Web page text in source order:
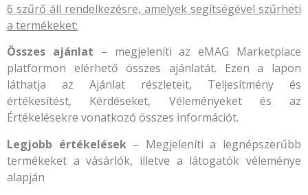
6 szűrő áll rendelkezésre, amelyek segítségével szűrheti
a termékeket:
Összes ajánlat – megjeleníti az eMAG Marketplace
platformon elérhető összes ajánlatát. Ezen a lapon
láthatja az Ajánlat részleteit, Teljesítmény és
értékesítést, Kérdéseket, Véleményeket és az
Értékelésekre vonatkozó összes információt.
Legjobb értékelések– Megjeleníti a legnépszerűbb
termékeket a vásárlók, illetve a látogatók véleménye
alapján